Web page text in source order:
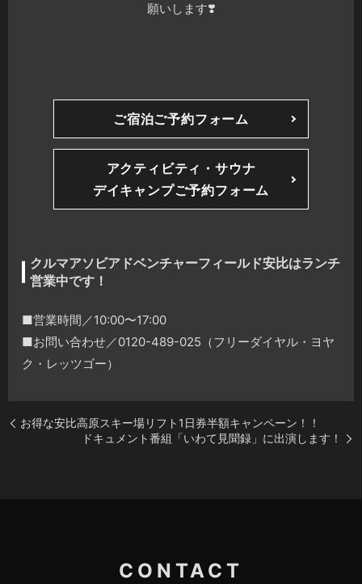
願いします❣️
ご宿泊ご予約フォーム
アクティビティ・サウナ
デイキャンプご予約フォーム
クルマアソビアドベンチャーフィールド安比はランチ
営業中です！
■営業時間／10:00〜17:00
■お問い合わせ／0120-489-025（フリーダイヤル・ヨヤ
ク・レッツゴー）
お得な安比高原スキー場リフト1日券半額キャンペーン！！
ドキュメント番組「いわて見聞録」に出演します！
CONTACT